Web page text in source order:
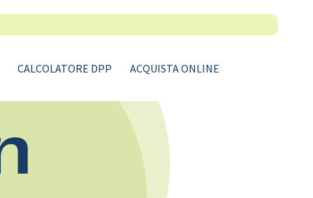
CALCOLATORE DPP ACQUISTA ONLINE